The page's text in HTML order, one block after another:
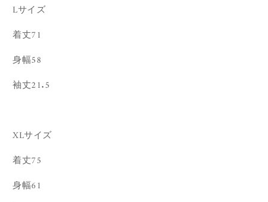
Lサイズ
着丈71
身幅58
袖丈21.5
XLサイズ
着丈75
身幅61